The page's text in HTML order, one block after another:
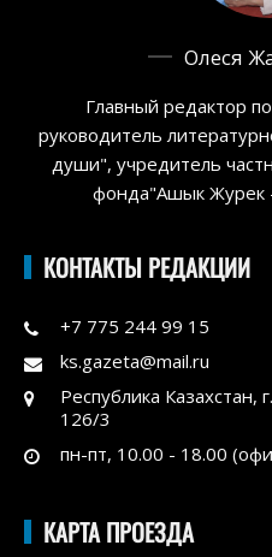
Олеся
Главный редактор
руководитель
души", учредитель
фонда"Ашык Журек
КОНТАКТЫ РЕДАКЦИИ
+7 775 244 99 15
ks.gazeta@mail.ru
Республика Казахстан,
126/3
пн-пт, 10.00 - 18.00
КАРТА ПРОЕЗДА